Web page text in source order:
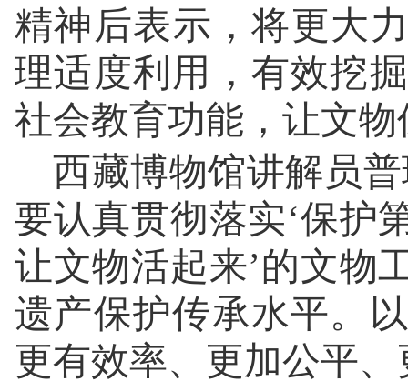
精神后表示，将更大
理适度利用，有效挖
社会教育功能，让文
西藏博物馆讲解员
要认真贯彻落实‘保护
让文物活起来’的文物
遗产保护传承水平。
更有效率、更加公平